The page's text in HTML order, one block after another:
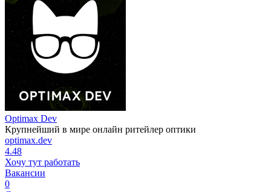
Optimax Dev
Крупнейший в мире онлайн ритейлер оптики
optimax.dev
4.48
Хочу тут работать
Вакансии
0